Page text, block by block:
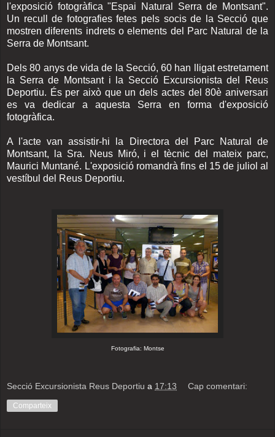
l'exposició fotogràfica "Espai Natural Serra de Montsant".
Un recull de fotografies fetes pels socis de la Secció que
mostren diferents indrets o elements del Parc Natural de la
Serra de Montsant.
Dels 80 anys de vida de la Secció, 60 han lligat estretament
la Serra de Montsant i la Secció Excursionista del Reus
Deportiu. És per això que un dels actes del 80è aniversari
es va dedicar a aquesta Serra en forma d'exposició
fotogràfica.
A l'acte van assistir-hi la Directora del Parc Natural de
Montsant, la Sra. Neus Miró, i el tècnic del mateix parc,
Maurici Muntané. L'exposició romandrà fins el 15 de juliol al
vestíbul del Reus Deportiu.
Fotografia: Montse
Secció Excursionista Reus Deportiu a 17:13 Cap comentari:
Comparteix